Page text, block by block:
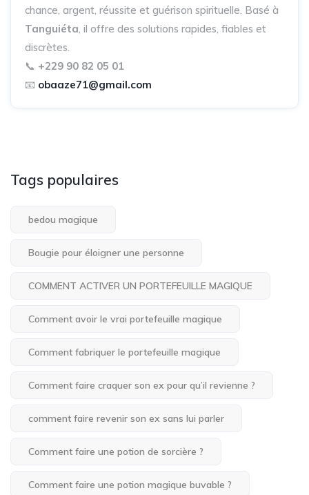
chance, argent, réussite et guérison spirituelle. Basé à
Tanguiéta, il offre des solutions rapides, fiables et
discrètes.
📞 +229 90 82 05 01
📧 obaaze71@gmail.com
Tags populaires
bedou magique
Bougie pour éloigner une personne
COMMENT ACTIVER UN PORTEFEUILLE MAGIQUE
Comment avoir le vrai portefeuille magique
Comment fabriquer le portefeuille magique
Comment faire craquer son ex pour qu’il revienne ?
comment faire revenir son ex sans lui parler
Comment faire une potion de sorcière ?
Comment faire une potion magique buvable ?